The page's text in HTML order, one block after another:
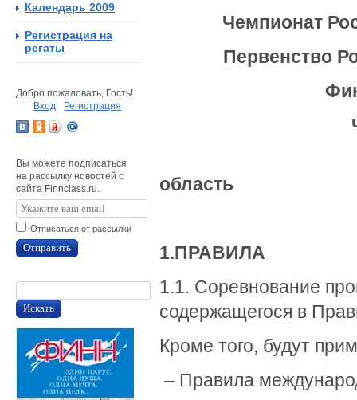
Чемпионат
Первенство
область
1.ПРАВИЛА
1.1. Соревнование
содержащегося в
Кроме того, будут
– Правила
Календарь 2009
Регистрация на
регаты
Добро пожаловать, Гость!
Вход
Регистрация
Вы можете подписаться
на рассылку новостей с
сайта Finnclass.ru.
Отписаться от рассылки
Отправить
Искать